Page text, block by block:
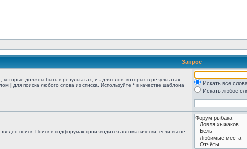
Запрос
которые должны быть в результатах, и - для слов, которых в результатах
| для поиска любого слова из списка. Используйте * в качестве шаблона
Искать все слова
Искать любое
поиск. Поиск в подфорумах производится автоматически, если вы не